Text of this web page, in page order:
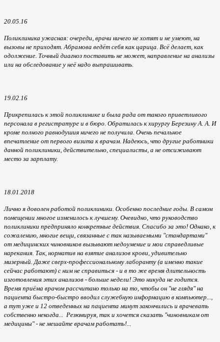
20.05.16
Поликлиника ужасная: очереди, врачи ничего не хотят и не умеют, на
вызовы не приходят. Абрамова ведёт себя как царица. Всё делает, как
одолжение. Точный диагноз поставить не может, направление на анализы
или на обследование у неё надо выпрашивать.
19.02.16
Прикрепилась к этой поликлинике и была рада от такого приветливого
персонала в регистратуре и в бюро. Обратилась к хирургу Березину А. А. И
кроме полного равнодушия ничего не получила. Очень печальное
впечатление от первого визита к врачам. Надеюсь, что другие работники
данной поликлиники, действительно, специалисты, а не отсиживают
место за зарплату.
18.01.2018
Лично я доволен работой поликлиники. Особенно последние годы. В самом
помещении многое изменилось к лучшему. Очевидно, что руководство
поликлиники предприняло конкретные действия. Спасибо за это! Однако, к
сожалению, многие вещи, связанные с так называемыми "стандартами"
от медицинских чиновников вызывают недоумение и мои справедливые
нарекания. Так, норматив на взятие анализов крови, удивительно
мизерный. Даже сверх-профессиональному лаборанту (а именно такие
сейчас работают) с ним не справиться - и в то же время длительность
изготовления этих анализов - больше недели! Это никуда не годится.
Время приёма врачом рассчитано только на то, чтобы он "не глядя" на
пациента быстро-быстро вводил служебную информацию в компьютер...,
а тут уже и 12 отведенных на пациента минут закончились и врачевать
собственно некогда... Резюмируя, так и хочется сказать "чиновникам от
медицины" - не мешайте врачам работать!...